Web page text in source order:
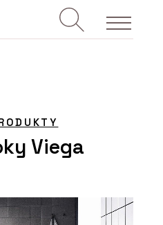
Viega